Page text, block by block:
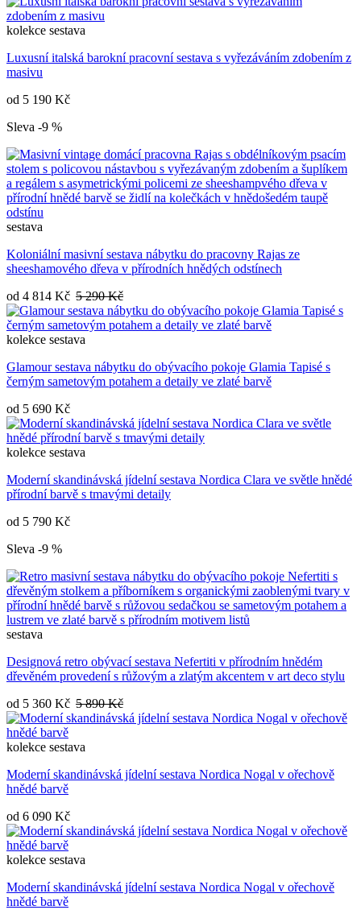
kolekce sestava
Luxusní italská barokní pracovní sestava s vyřezáváním zdobením z
masivu
od 5 190 Kč
Sleva -9 %
sestava
Koloniální masivní sestava nábytku do pracovny Rajas ze
sheeshamového dřeva v přírodních hnědých odstínech
od 4 814 Kč 5 290 Kč
kolekce sestava
Glamour sestava nábytku do obývacího pokoje Glamia Tapisé s
černým sametovým potahem a detaily ve zlaté barvě
od 5 690 Kč
kolekce sestava
Moderní skandinávská jídelní sestava Nordica Clara ve světle hnědé
přírodní barvě s tmavými detaily
od 5 790 Kč
Sleva -9 %
sestava
Designová retro obývací sestava Nefertiti v přírodním hnědém
dřevěném provedení s růžovým a zlatým akcentem v art deco stylu
od 5 360 Kč 5 890 Kč
kolekce sestava
Moderní skandinávská jídelní sestava Nordica Nogal v ořechově
hnědé barvě
od 6 090 Kč
kolekce sestava
Moderní skandinávská jídelní sestava Nordica Nogal v ořechově
hnědé barvě